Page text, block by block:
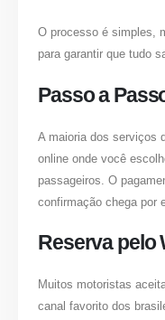
O processo é simples,
para garantir que tudo
Passo a
A maioria dos serviços
online onde você
passageiros. O
confirmação chega por
Reserva pelo
Muitos motoristas
canal favorito dos